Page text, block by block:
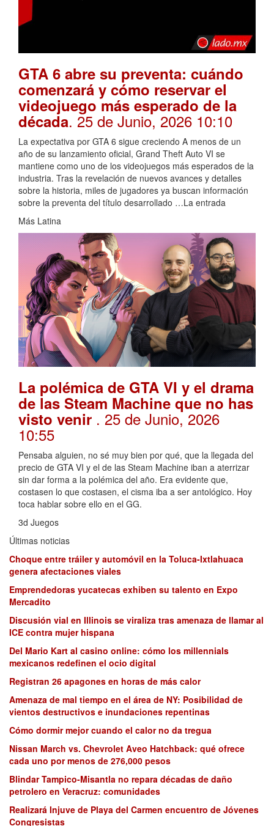
GTA 6 abre su preventa: cuándo
comenzará y cómo reservar el
videojuego más esperado de la
década. 25 de Junio, 2026 10:10
La expectativa por GTA 6 sigue creciendo A menos de un
año de su lanzamiento oficial, Grand Theft Auto VI se
mantiene como uno de los videojuegos más esperados de la
industria. Tras la revelación de nuevos avances y detalles
sobre la historia, miles de jugadores ya buscan información
sobre la preventa del título desarrollado …La entrada
Más Latina
La polémica de GTA VI y el drama
de las Steam Machine que no has
visto venir . 25 de Junio, 2026
10:55
Pensaba alguien, no sé muy bien por qué, que la llegada del
precio de GTA VI y el de las Steam Machine iban a aterrizar
sin dar forma a la polémica del año. Era evidente que,
costasen lo que costasen, el cisma iba a ser antológico. Hoy
toca hablar sobre ello en el GG.
3d Juegos
Últimas noticias
Choque entre tráiler y automóvil en la Toluca-Ixtlahuaca
genera afectaciones viales
Emprendedoras yucatecas exhiben su talento en Expo
Mercadito
Discusión vial en Illinois se viraliza tras amenaza de llamar al
ICE contra mujer hispana
Del Mario Kart al casino online: cómo los millennials
mexicanos redefinen el ocio digital
Registran 26 apagones en horas de más calor
Amenaza de mal tiempo en el área de NY: Posibilidad de
vientos destructivos e inundaciones repentinas
Cómo dormir mejor cuando el calor no da tregua
Nissan March vs. Chevrolet Aveo Hatchback: qué ofrece
cada uno por menos de 276,000 pesos
Blindar Tampico-Misantla no repara décadas de daño
petrolero en Veracruz: comunidades
Realizará Injuve de Playa del Carmen encuentro de Jóvenes
Congresistas